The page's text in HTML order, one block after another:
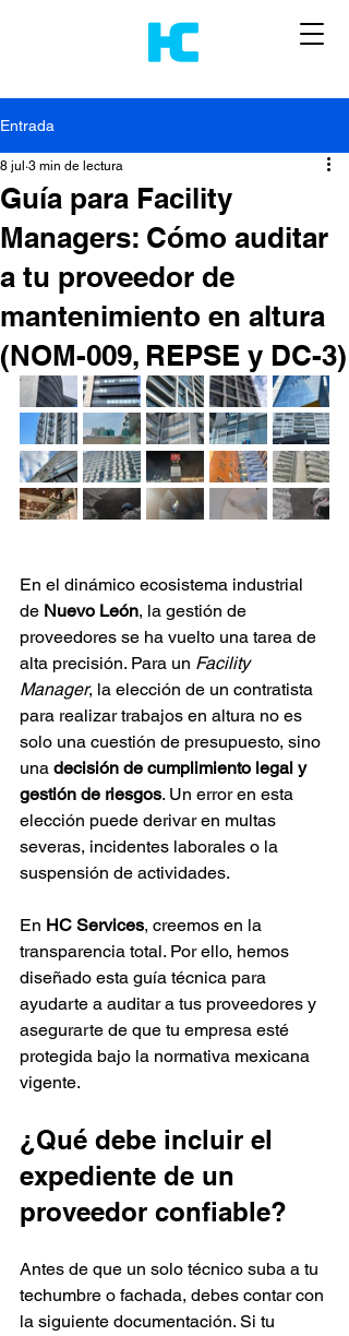
Entrada
Guía para Facility
Managers: Cómo auditar
a tu proveedor de
mantenimiento en altura
(NOM-009, REPSE y DC-3)
8 jul 3 min de lectura
En el dinámico ecosistema industrial
de Nuevo León, la gestión de
proveedores se ha vuelto una tarea de
alta precisión. Para un Facility
Manager, la elección de un contratista
para realizar trabajos en altura no es
solo una cuestión de presupuesto, sino
una decisión de cumplimiento legal y
gestión de riesgos. Un error en esta
elección puede derivar en multas
severas, incidentes laborales o la
suspensión de actividades.
En HC Services, creemos en la
transparencia total. Por ello, hemos
diseñado esta guía técnica para
ayudarte a auditar a tus proveedores y
asegurarte de que tu empresa esté
protegida bajo la normativa mexicana
vigente.
¿Qué debe incluir el
expediente de un
proveedor confiable?
Antes de que un solo técnico suba a tu
techumbre o fachada, debes contar con
la siguiente documentación. Si tu